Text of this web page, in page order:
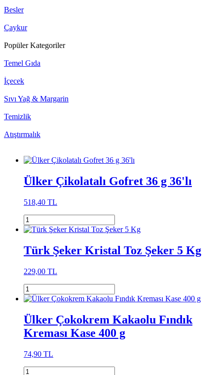
Besler
Çaykur
Popüler Kategoriler
Temel Gıda
İçecek
Sıvı Yağ & Margarin
Temizlik
Atıştırmalık
Ülker Çikolatalı Gofret 36 g 36'lı
518,40 TL
Türk Şeker Kristal Toz Şeker 5 Kg
229,00 TL
Ülker Çokokrem Kakaolu Fındık
Kreması Kase 400 g
74,90 TL